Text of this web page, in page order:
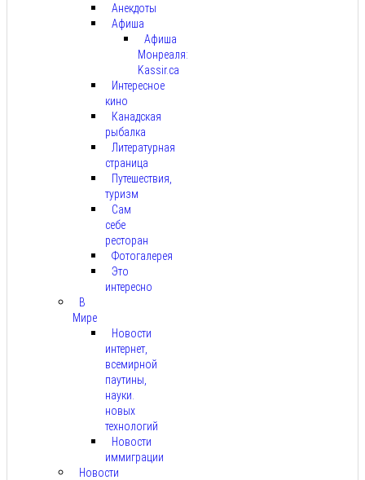
Анекдоты
Афиша
Афиша
Монреаля:
Kassir.ca
Интересное
кино
Канадская
рыбалка
Литературная
страница
Путешествия,
туризм
Сам
себе
ресторан
Фотогалерея
Это
интересно
В
Мире
Новости
интернет,
всемирной
паутины,
науки.
новых
технологий
Новости
иммиграции
Новости